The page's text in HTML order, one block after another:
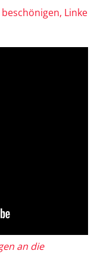
Linke
an die